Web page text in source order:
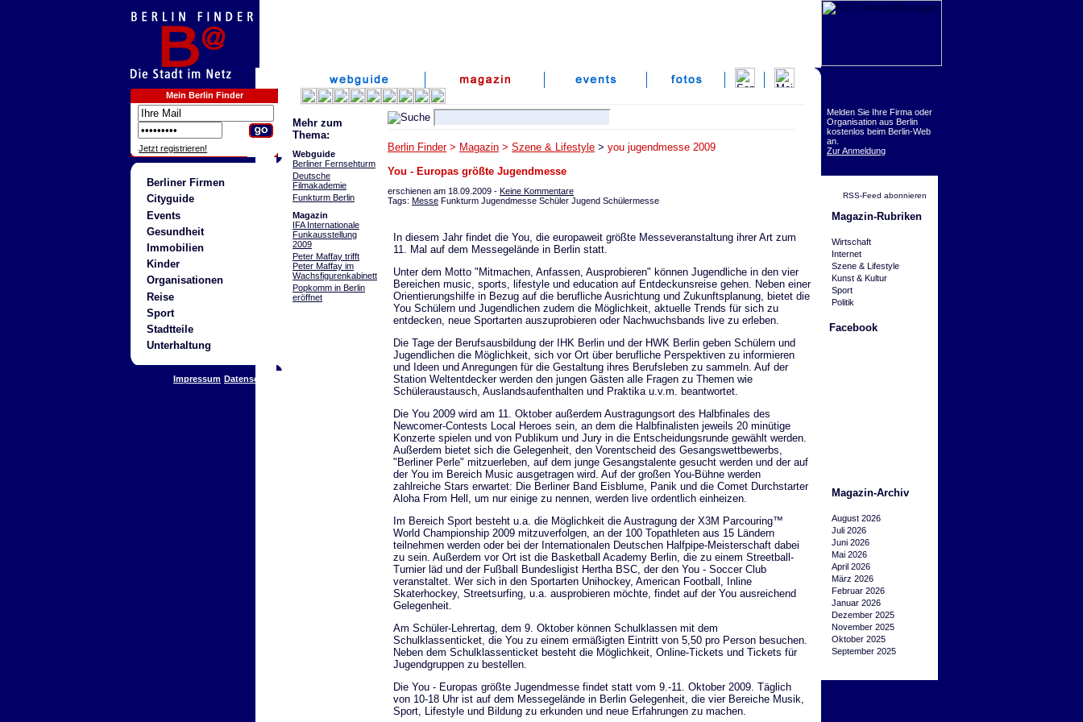
Mein Berlin Finder
Jetzt registrieren!
Berliner Firmen
Cityguide
Events
Gesundheit
Immobilien
Kinder
Organisationen
Reise
Sport
Stadtteile
Unterhaltung
Impressum Datenschutz
Mehr zum
Thema:
Webguide
Berliner Fernsehturm
Deutsche
Filmakademie
Funkturm Berlin
Magazin
IFA Internationale
Funkausstellung
2009
Peter Maffay trifft
Peter Maffay im
Wachsfigurenkabinett
Popkomm in Berlin
eröffnet
Berlin Finder> Magazin > Szene & Lifestyle > you jugendmesse 2009
You - Europas größte Jugendmesse
erschienen am 18.09.2009 - Keine Kommentare
Tags: Messe Funkturm Jugendmesse Schüler Jugend Schülermesse
In diesem Jahr findet die You, die europaweit größte Messeveranstaltung ihrer Art zum
11. Mal auf dem Messegelände in Berlin statt.
Unter dem Motto "Mitmachen, Anfassen, Ausprobieren" können Jugendliche in den vier
Bereichen music, sports, lifestyle und education auf Entdeckunsreise gehen. Neben einer
Orientierungshilfe in Bezug auf die berufliche Ausrichtung und Zukunftsplanung, bietet die
You Schülern und Jugendlichen zudem die Möglichkeit, aktuelle Trends für sich zu
entdecken, neue Sportarten auszuprobieren oder Nachwuchsbands live zu erleben.
Die Tage der Berufsausbildung der IHK Berlin und der HWK Berlin geben Schülern und
Jugendlichen die Möglichkeit, sich vor Ort über berufliche Perspektiven zu informieren
und Ideen und Anregungen für die Gestaltung ihres Berufsleben zu sammeln. Auf der
Station Weltentdecker werden den jungen Gästen alle Fragen zu Themen wie
Schüleraustausch, Auslandsaufenthalten und Praktika u.v.m. beantwortet.
Die You 2009 wird am 11. Oktober außerdem Austragungsort des Halbfinales des
Newcomer-Contests Local Heroes sein, an dem die Halbfinalisten jeweils 20 minütige
Konzerte spielen und von Publikum und Jury in die Entscheidungsrunde gewählt werden.
Außerdem bietet sich die Gelegenheit, den Vorentscheid des Gesangswettbewerbs,
"Berliner Perle" mitzuerleben, auf dem junge Gesangstalente gesucht werden und der auf
der You im Bereich Music ausgetragen wird. Auf der großen You-Bühne werden
zahlreiche Stars erwartet: Die Berliner Band Eisblume, Panik und die Comet Durchstarter
Aloha From Hell, um nur einige zu nennen, werden live ordentlich einheizen.
Im Bereich Sport besteht u.a. die Möglichkeit die Austragung der X3M Parcouring™
World Championship 2009 mitzuverfolgen, an der 100 Topathleten aus 15 Ländern
teilnehmen werden oder bei der Internationalen Deutschen Halfpipe-Meisterschaft dabei
zu sein. Außerdem vor Ort ist die Basketball Academy Berlin, die zu einem Streetball-
Turnier läd und der Fußball Bundesligist Hertha BSC, der den You - Soccer Club
veranstaltet. Wer sich in den Sportarten Unihockey, American Football, Inline
Skaterhockey, Streetsurfing, u.a. ausprobieren möchte, findet auf der You ausreichend
Gelegenheit.
Am Schüler-Lehrertag, dem 9. Oktober können Schulklassen mit dem
Schulklassenticket, die You zu einem ermäßigten Eintritt von 5,50 pro Person besuchen.
Neben dem Schulklassenticket besteht die Möglichkeit, Online-Tickets und Tickets für
Jugendgruppen zu bestellen.
Die You - Europas größte Jugendmesse findet statt vom 9.-11. Oktober 2009. Täglich
von 10-18 Uhr ist auf dem Messegelände in Berlin Gelegenheit, die vier Bereiche Musik,
Sport, Lifestyle und Bildung zu erkunden und neue Erfahrungen zu machen.
Melden Sie Ihre Firma oder
Organisation aus Berlin
kostenlos beim Berlin-Web
an.
Zur Anmeldung
RSS-Feed abonnieren
Magazin-Rubriken
Wirtschaft
Internet
Szene & Lifestyle
Kunst & Kultur
Sport
Politik
Facebook
Magazin-Archiv
August 2026
Juli 2026
Juni 2026
Mai 2026
April 2026
März 2026
Februar 2026
Januar 2026
Dezember 2025
November 2025
Oktober 2025
September 2025